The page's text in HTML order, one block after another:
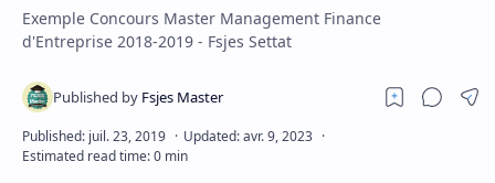
Exemple Concours Master Management Finance
d'Entreprise 2018-2019 - Fsjes Settat